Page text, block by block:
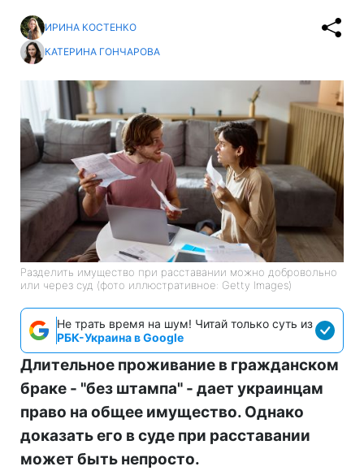
ИРИНА КОСТЕНКО
КАТЕРИНА ГОНЧАРОВА
Разделить имущество при расставании можно добровольно
или через суд (фото иллюстративное: Getty Images)
Не трать время на шум! Читай только суть из
РБК-Украина в Google
Длительное проживание в гражданском
браке - "без штампа" - дает украинцам
право на общее имущество. Однако
доказать его в суде при расставании
может быть непросто.